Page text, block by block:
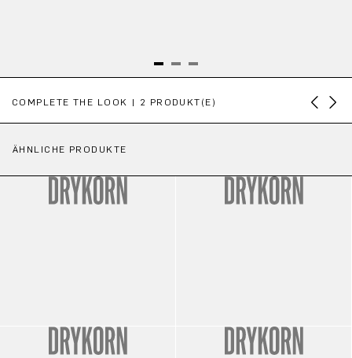
COMPLETE THE LOOK | 2 PRODUKT(E)
ÄHNLICHE PRODUKTE